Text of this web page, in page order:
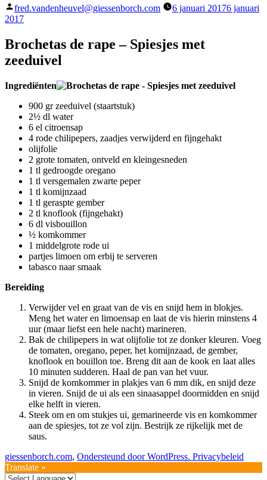
Geplaatst
door
fred.vandenheuvel@giessenborch.com 6 januari 20176 januari
2017
Brochetas de rape – Spiesjes met
zeeduivel
Ingrediënten
900 gr zeeduivel (staartstuk)
2½ dl water
6 el citroensap
4 rode chilipepers, zaadjes verwijderd en fijngehakt
olijfolie
2 grote tomaten, ontveld en kleingesneden
1 tl gedroogde oregano
1 tl versgemalen zwarte peper
1 tl komijnzaad
1 tl geraspte gember
2 tl knoflook (fijngehakt)
6 dl visbouillon
½ komkommer
1 middelgrote rode ui
partjes limoen om erbij te serveren
tabasco naar smaak
Bereiding
Verwijder vel en graat van de vis en snijd hem in blokjes.
Meng het water en limoensap en laat de vis hierin minstens 4
uur (maar liefst een hele nacht) marineren.
Bak de chilipepers in wat olijfolie tot ze donker kleuren. Voeg
de tomaten, oregano, peper, het komijnzaad, de gember,
knoflook en bouillon toe. Breng dit aan de kook en laat alles
10 minuten sudderen. Haal de pan van het vuur.
Snijd de komkommer in plakjes van 6 mm dik, en snijd deze
in vieren. Snijd de ui als een sinaasappel doormidden en snijd
elke helft in vieren.
Steek om en om stukjes ui, gemarineerde vis en komkommer
aan de spiesjes, tot ze vol zijn. Bestrijk ze rijkelijk met de
saus.
giessenborch.com, Ondersteund door WordPress. Privacybeleid
Translate »